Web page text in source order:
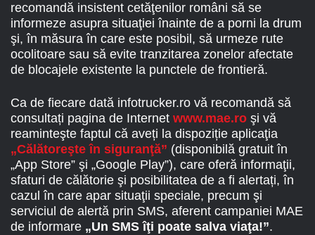
recomandă insistent cetăţenilor români să se
informeze asupra situaţiei înainte de a porni la drum
şi, în măsura în care este posibil, să urmeze rute
ocolitoare sau să evite tranzitarea zonelor afectate
de blocajele existente la punctele de frontieră.
Ca de fiecare dată infotrucker.ro vă recomandă să
consultați pagina de Internet www.mae.ro şi vă
reaminteşte faptul că aveți la dispoziție aplicaţia
„Călătoreşte în siguranţă” (disponibilă gratuit în
„App Store” şi „Google Play”), care oferă informaţii,
sfaturi de călătorie şi posibilitatea de a fi alertați, în
cazul în care apar situaţii speciale, precum şi
serviciul de alertă prin SMS, aferent campaniei MAE
de informare „Un SMS îţi poate salva viaţa!”.